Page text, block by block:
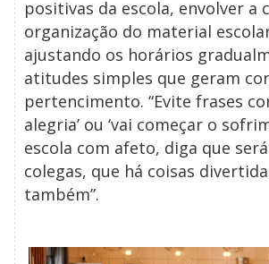
positivas da escola, envolver a
organização do material
ajustando os horários
atitudes simples que geram
pertencimento. “Evite frases
alegria’ ou ‘vai começar o
escola com afeto, diga que
colegas, que há coisas
também”.